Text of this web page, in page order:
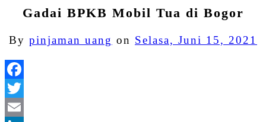
Gadai BPKB Mobil Tua di Bogor
By pinjaman uang on Selasa, Juni 15, 2021